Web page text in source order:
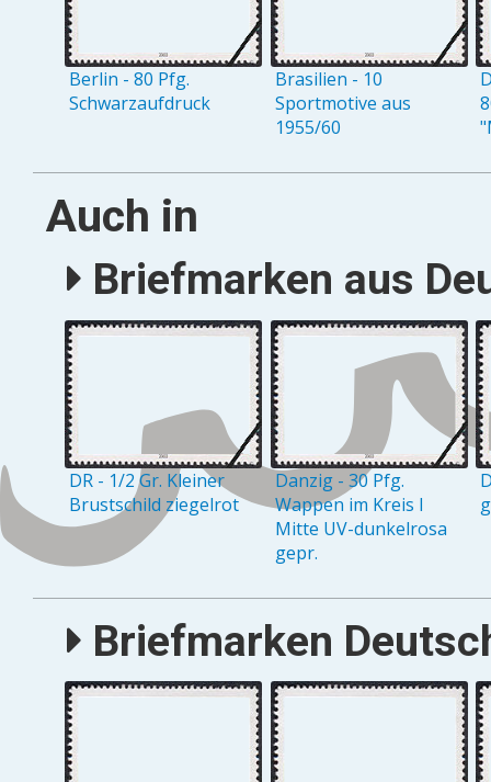
Berlin - 80 Pfg.
Schwarzaufdruck
Brasilien - 10
Sportmotive aus
1955/60
Auch in
Briefmarken aus
DR - 1/2 Gr. Kleiner
Brustschild ziegelrot
Danzig - 30 Pfg.
Wappen im Kreis I
Mitte UV-dunkelrosa
gepr.
Briefmarken